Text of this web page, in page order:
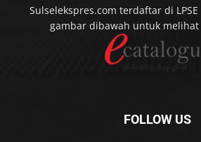
Sulselekspres.com terdaftar di
gambar dibawah untuk melihat
FOLLOW US